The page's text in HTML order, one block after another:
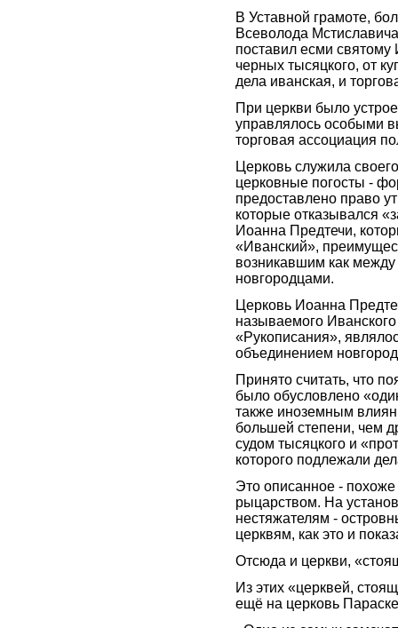
В Уставной грамоте,
Всеволода
поставил есми святому
черных тысяцкого, от
дела иванская, и
При церкви было
управлялось особыми
торговая ассоциация
Церковь служила
церковные погосты -
предоставлено право
которые отказывался
Иоанна Предтечи,
«Иванский»,
возникавшим как
новгородцами.
Церковь Иоанна
называемого Иванского
«Рукописания»,
объединением
Принято считать, что
было обусловлено
также иноземным
большей степени, чем
судом тысяцкого и
которого подлежали
Это описанное -
рыцарством. На
нестяжателям -
церквям, как это и
Отсюда и церкви,
Из этих «церквей,
ещё на церковь